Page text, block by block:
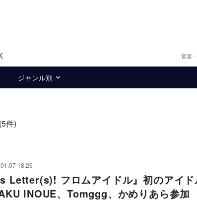
音楽
ジャンル別
(5件)
18:26
Letter(s)! フロムアイドル』初のアイド
INOUE、Tomggg、かめりあら参加